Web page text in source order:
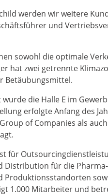
werden wir weitere
und
sowohl die optimale
hat zwei getrennte
Betäubungsmittel.
die Halle E im
erfolgte Anfang des
of Companies als
für
Distribution für die
Produktionsstandorten
1.000 Mitarbeiter und